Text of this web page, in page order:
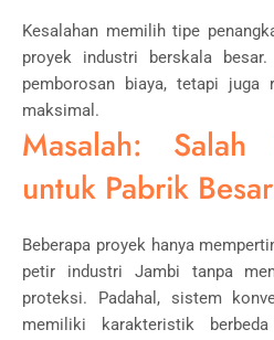
Kesalahan memilih tipe
proyek industri berskala besar.
pemborosan biaya, tetapi
maksimal.
Masalah:
untuk Pabrik Besar
Beberapa proyek hanya
petir industri Jambi tanpa
proteksi. Padahal, sistem
memiliki karakteristik